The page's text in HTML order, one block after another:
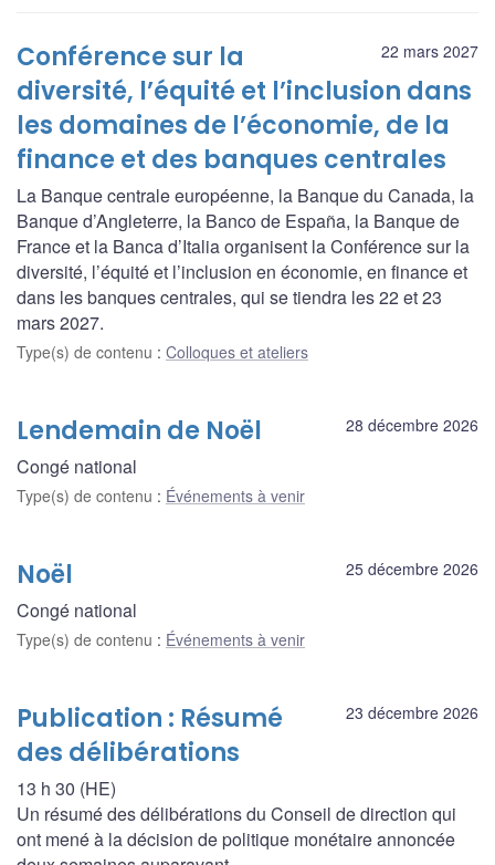
22 mars 2027
Conférence sur la
diversité, l’équité et l’inclusion dans
les domaines de l’économie, de la
finance et des banques centrales
La Banque centrale européenne, la Banque du Canada, la
Banque d’Angleterre, la Banco de España, la Banque de
France et la Banca d’Italia organisent la Conférence sur la
diversité, l’équité et l’inclusion en économie, en finance et
dans les banques centrales, qui se tiendra les 22 et 23
mars 2027.
Type(s) de contenu : Colloques et ateliers
28 décembre 2026
Lendemain de Noël
Congé national
Type(s) de contenu : Événements à venir
25 décembre 2026
Noël
Congé national
Type(s) de contenu : Événements à venir
23 décembre 2026
Publication : Résumé
des délibérations
13 h 30 (HE)
Un résumé des délibérations du Conseil de direction qui
ont mené à la décision de politique monétaire annoncée